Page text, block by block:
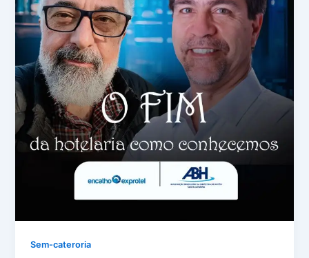
Sem-cateroria